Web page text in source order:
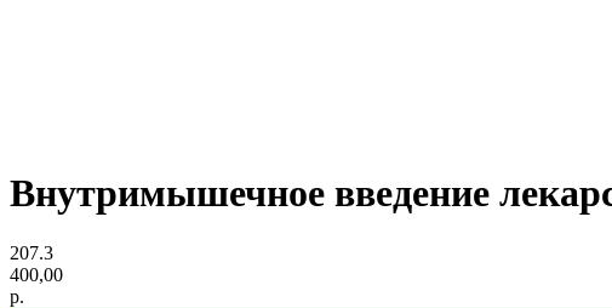
Внутримышечное введение
207.3
400,00
р.